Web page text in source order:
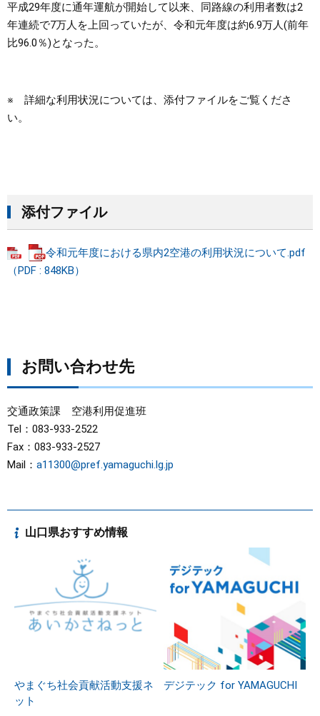
平成29年度に通年運航が開始して以来、同路線の利用者数は2
年連続で7万人を上回っていたが、令和元年度は約6.9万人(前年
比96.0％)となった。
※ 詳細な利用状況については、添付ファイルをご覧くださ
い。
添付ファイル
令和元年度における県内2空港の利用状況について.pdf
（PDF : 848KB）
お問い合わせ先
交通政策課 空港利用促進班
Tel：083-933-2522
Fax：083-933-2527
Mail： a11300@pref.yamaguchi.lg.jp
山口県おすすめ情報
やまぐち社会貢献活動支援ネ
ット
デジテック for YAMAGUCHI